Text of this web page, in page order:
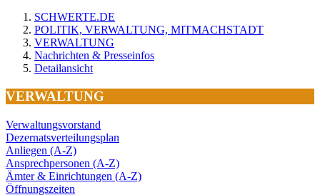
SCHWERTE.DE
POLITIK, VERWALTUNG, MITMACHSTADT
VERWALTUNG
Nachrichten & Presseinfos
Detailansicht
VERWALTUNG
Verwaltungsvorstand
Dezernatsverteilungsplan
Anliegen (A-Z)
Ansprechpersonen (A-Z)
Ämter & Einrichtungen (A-Z)
Öffnungszeiten